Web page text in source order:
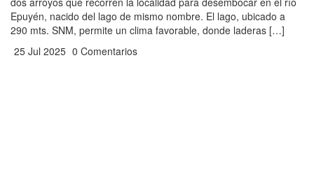
Epuyén, nacido del lago de mismo nombre. El lago, ubicado a
290 mts. SNM, permite un clima favorable, donde laderas […]
25 Jul 2025 0 Comentarios